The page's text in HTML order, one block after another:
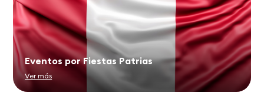
Eventos por Fiestas Patrias
Ver más